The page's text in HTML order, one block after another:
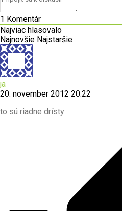
1 Komentár
Najviac hlasovalo
Najnovšie Najstaršie
ja
20. november 2012 20:22
to sú riadne drísty